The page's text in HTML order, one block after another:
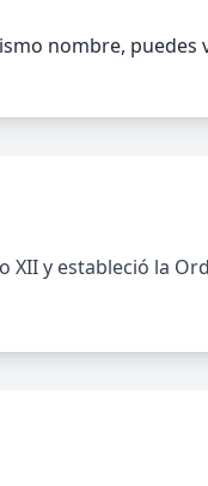
nombre, puedes
XII y estableció la